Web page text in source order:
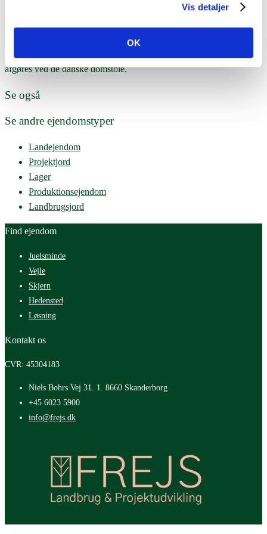
Vis detaljer
OK
Disse vilkår reguleres af dansk lovgivning, og eventuelle tvister
afgøres ved de danske domstole.
Se også
Se andre ejendomstyper
Landejendom
Projektjord
Lager
Produktionsejendom
Landbrugsjord
Find ejendom
Juelsminde
Vejle
Skjern
Hedensted
Løsning
Kontakt os
CVR: 45304183
Niels Bohrs Vej 31. 1. 8660 Skanderborg
+45 6023 5900
info@frejs.dk